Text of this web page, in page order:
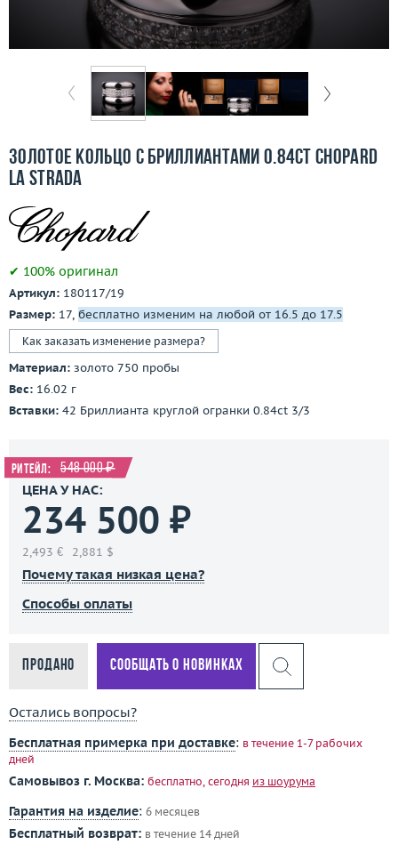
Бесплатная доставка
Покупка и оплата
О компании
Контакты
3D-тур по шоуруму
Золотое кольцо с бриллиантами 0.84ct Chopard
La Strada
✔ 100% оригинал
Артикул: 180117/19
Размер: 17, бесплатно изменим на любой от 16.5 до 17.5
Как заказать изменение размера?
Материал: золото 750 пробы
Вес: 16.02 г
Вставки: 42 Бриллианта круглой огранки 0.84ct 3/3
Ритейл: 548 000 ₽
ЦЕНА У НАС:
234 500 ₽
2,493 € 2,881 $
Почему такая низкая цена?
Способы оплаты
Продано Сообщать о новинках
Остались вопросы?
Бесплатная примерка при доставке: в течение 1-7 рабочих
дней
Самовывоз г. Москва: бесплатно, сегодня из шоурума
Гарантия на изделие: 6 месяцев
Бесплатный возврат: в течение 14 дней